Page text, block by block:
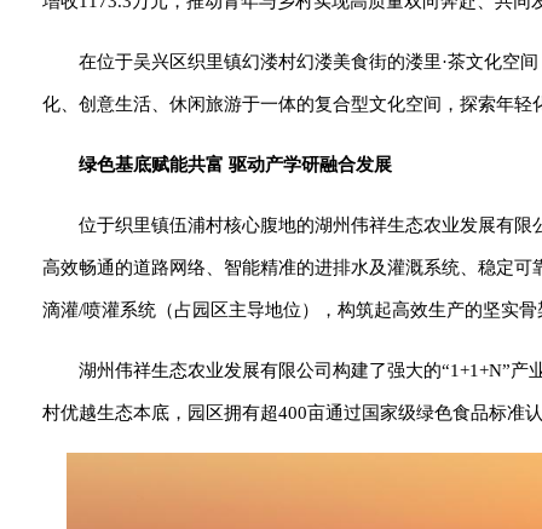
在位于吴兴区织里镇幻溇村幻溇美食街的溇里·茶文化空
化、创意生活、休闲旅游于一体的复合型文化空间，探索年轻
绿色基底赋能共富 驱动产学研融合发展
位于织里镇伍浦村核心腹地的湖州伟祥生态农业发展有
高效畅通的道路网络、智能精准的进排水及灌溉系统、稳定
滴灌/喷灌系统（占园区主导地位），构筑起高效生产的坚实骨
湖州伟祥生态农业发展有限公司构建了强大的“1+1+N”
村优越生态本底，园区拥有超400亩通过国家级绿色食品标准